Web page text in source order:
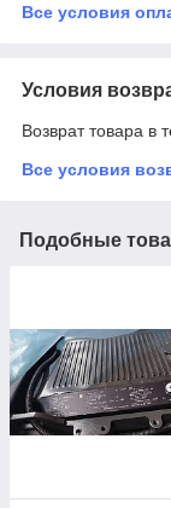
Все условия
Условия
Возврат товара в
Все условия
Подобные